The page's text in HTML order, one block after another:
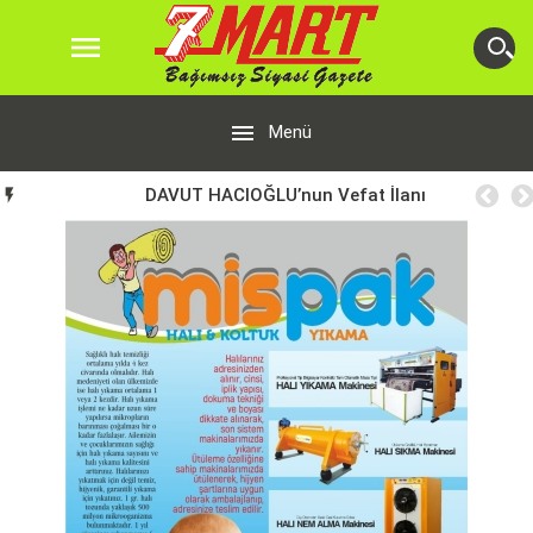

 Menü
 DAVUT HACIOĞLU’nun Vefat İlanı